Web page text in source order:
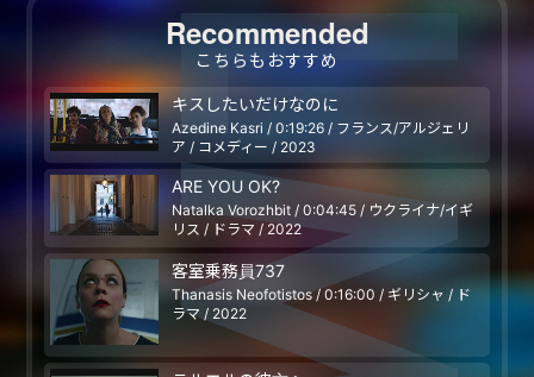
Recommended
こちらもおすすめ
キスしたいだけなのに
Azedine Kasri / 0:19:26 / フランス/アルジェリ
ア / コメディー / 2023
ARE YOU OK?
Natalka Vorozhbit / 0:04:45 / ウクライナ/イギ
リス / ドラマ / 2022
客室乗務員737
Thanasis Neofotistos / 0:16:00 / ギリシャ / ド
ラマ / 2022